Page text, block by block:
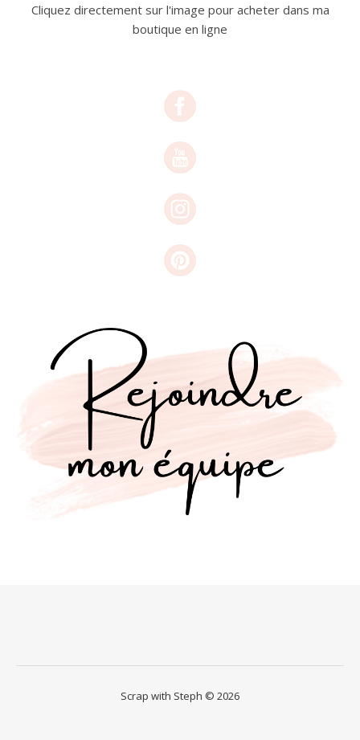
Cliquez directement sur l'image pour acheter dans ma
boutique en ligne
Scrap with Steph © 2026